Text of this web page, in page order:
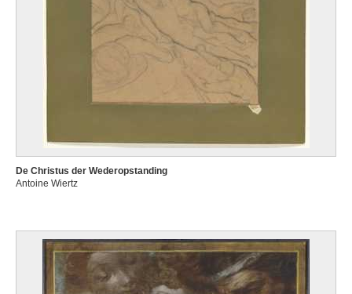
De Christus der Wederopstanding
Antoine Wiertz